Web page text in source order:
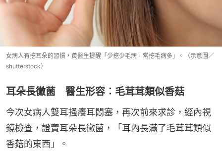
女病人有挖耳朵的習慣，黃醫生提醒「少挖少毛病，常挖毛病多」。（示意圖／
shutterstock）
耳朵長黴菌 醫生形容︰毛茸茸類似香菇
今次女病人雙耳搔癢耳悶塞，再次前來求診，經內視
鏡檢查，證實耳朵長黴菌，「耳內長滿了毛茸茸類似
香菇的東西」。